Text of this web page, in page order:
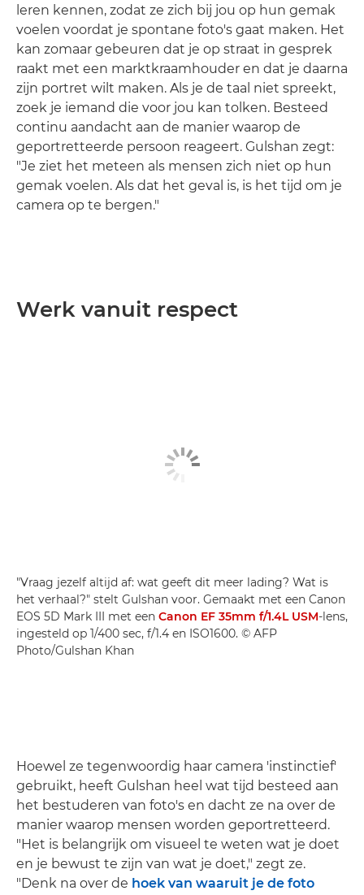
leren kennen, zodat ze zich bij jou op hun gemak
voelen voordat je spontane foto's gaat maken. Het
kan zomaar gebeuren dat je op straat in gesprek
raakt met een marktkraamhouder en dat je daarna
zijn portret wilt maken. Als je de taal niet spreekt,
zoek je iemand die voor jou kan tolken. Besteed
continu aandacht aan de manier waarop de
geportretteerde persoon reageert. Gulshan zegt:
"Je ziet het meteen als mensen zich niet op hun
gemak voelen. Als dat het geval is, is het tijd om je
camera op te bergen."
Werk vanuit respect
"Vraag jezelf altijd af: wat geeft dit meer lading? Wat is
het verhaal?" stelt Gulshan voor. Gemaakt met een Canon
EOS 5D Mark III met een Canon EF 35mm f/1.4L USM-lens,
ingesteld op 1/400 sec, f/1.4 en ISO1600. © AFP
Photo/Gulshan Khan
Hoewel ze tegenwoordig haar camera 'instinctief'
gebruikt, heeft Gulshan heel wat tijd besteed aan
het bestuderen van foto's en dacht ze na over de
manier waarop mensen worden geportretteerd.
"Het is belangrijk om visueel te weten wat je doet
en je bewust te zijn van wat je doet," zegt ze.
"Denk na over de hoek van waaruit je de foto